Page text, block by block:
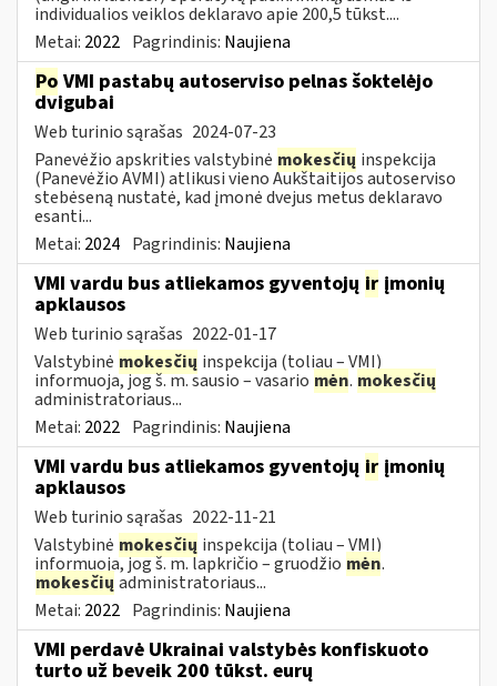
individualios veiklos deklaravo apie 200,5 tūkst....
Metai: 2022 Pagrindinis: Naujiena
Po VMI pastabų autoserviso pelnas šoktelėjo
dvigubai
Web turinio sąrašas 2024-07-23
Panevėžio apskrities valstybinė mokesčių inspekcija
(Panevėžio AVMI) atlikusi vieno Aukštaitijos autoserviso
stebėseną nustatė, kad įmonė dvejus metus deklaravo
esanti...
Metai: 2024 Pagrindinis: Naujiena
VMI vardu bus atliekamos gyventojų ir įmonių
apklausos
Web turinio sąrašas 2022-01-17
Valstybinė mokesčių inspekcija (toliau – VMI)
informuoja, jog š. m. sausio – vasario mėn. mokesčių
administratoriaus...
Metai: 2022 Pagrindinis: Naujiena
VMI vardu bus atliekamos gyventojų ir įmonių
apklausos
Web turinio sąrašas 2022-11-21
Valstybinė mokesčių inspekcija (toliau – VMI)
informuoja, jog š. m. lapkričio – gruodžio mėn.
mokesčių administratoriaus...
Metai: 2022 Pagrindinis: Naujiena
VMI perdavė Ukrainai valstybės konfiskuoto
turto už beveik 200 tūkst. eurų